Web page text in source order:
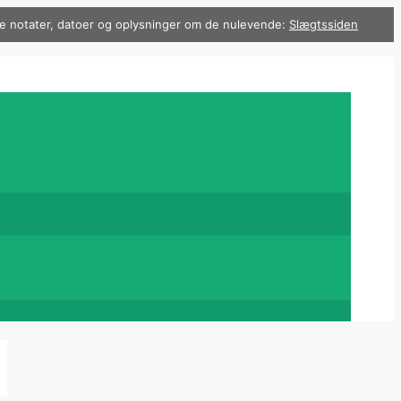
datoer og oplysninger om de nulevende: Slægtssiden